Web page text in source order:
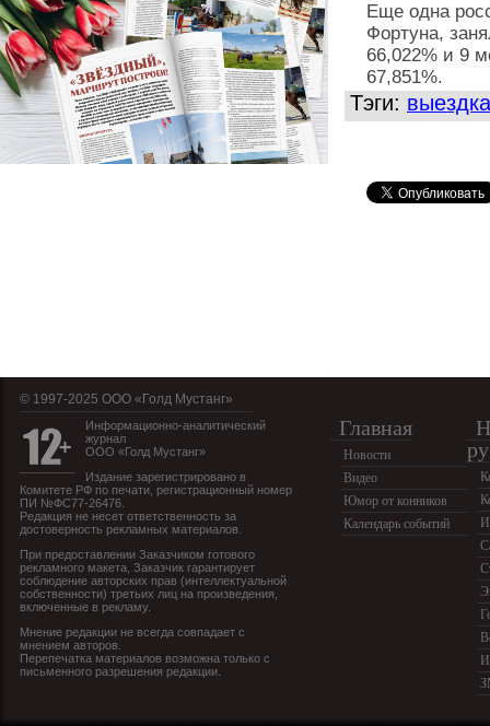
Еще одна
Фортуна,
66,022% и 9
67,851%.
Тэги: выездка
© 1997-2025 OOO «Голд Мустанг»
Информационно-аналитический
журнал
ООО «Голд Мустанг»
Издание зарегистрировано в
Комитете РФ по печати, регистрационный номер
ПИ №ФС77-26476.
Редакция не несет ответственность за
достоверность рекламных материалов.
При предоставлении Заказчиком готового
рекламного макета, Заказчик гарантирует
соблюдение авторских прав (интеллектуальной
собственности) третьих лиц на произведения,
включенные в рекламу.
Мнение редакции не всегда совпадает с
мнением авторов.
Перепечатка материалов возможна только с
письменного разрешения редакции.
Главная
Новости
Видео
Юмор от конников
Календарь событий